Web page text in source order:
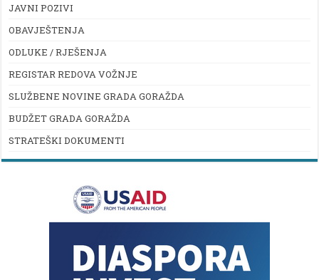
JAVNI POZIVI
OBAVJEŠTENJA
ODLUKE / RJEŠENJA
REGISTAR REDOVA VOŽNJE
SLUŽBENE NOVINE GRADA GORAŽDA
BUDŽET GRADA GORAŽDA
STRATEŠKI DOKUMENTI